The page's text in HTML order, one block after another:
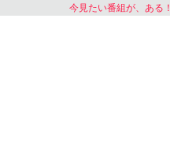
今見たい番組が、ある！